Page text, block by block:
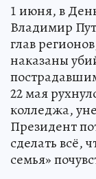
1 июня, в
Владимир
глав
наказаны
22 мая
колледжа,
Президент
сделать всё,
семья»